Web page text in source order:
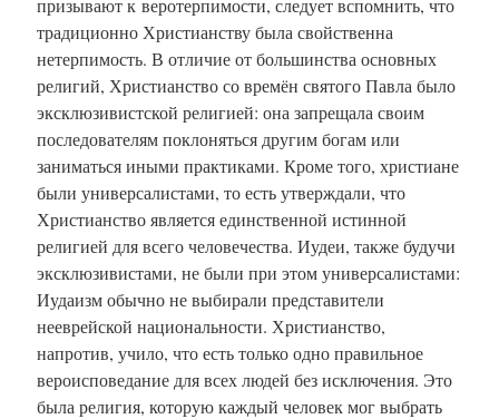
традиционно Христианству была свойственна
нетерпимость. В отличие от большинства основных
религий, Христианство со времён святого Павла было
эксклюзивистской религией: она запрещала своим
последователям поклоняться другим богам или
заниматься иными практиками. Кроме того, христиане
были универсалистами, то есть утверждали, что
Христианство является единственной истинной
религией для всего человечества. Иудеи, также будучи
эксклюзивистами, не были при этом универсалистами:
Иудаизм обычно не выбирали представители
нееврейской национальности. Христианство,
напротив, учило, что есть только одно правильное
вероисповедание для всех людей без исключения. Это
была религия, которую каждый человек мог выбрать